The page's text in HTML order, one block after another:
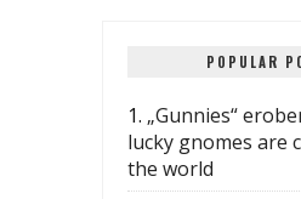
POPULAR
1. „Gunnies“
lucky gnomes are
the world